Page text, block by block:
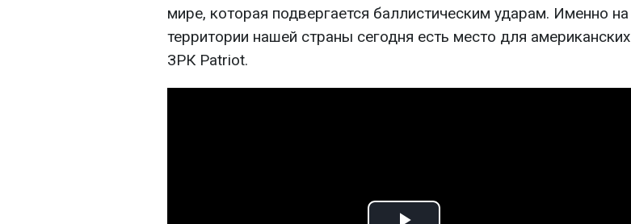
мире, которая подвергается баллистическим ударам. Именно на
территории нашей страны сегодня есть место для американских
ЗРК Patriot.